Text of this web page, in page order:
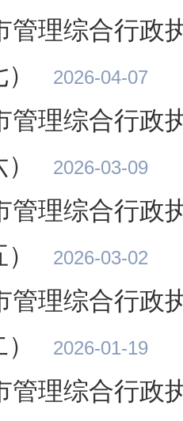
管理综合行政
2026-04-07
管理综合行政
2026-03-09
管理综合行政
2026-03-02
管理综合行政
2026-01-19
管理综合行政